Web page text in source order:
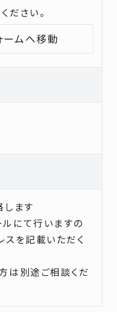
ださい。
ームへ移動
します
にて行いますの
スを記載いただく
は別途ご相談くだ